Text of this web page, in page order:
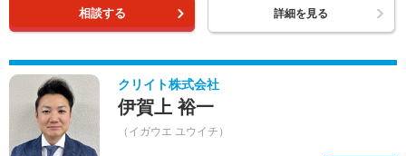
相談する 詳細を見る
クリイト株式会社
伊賀上 裕一
（イガウエ ユウイチ）